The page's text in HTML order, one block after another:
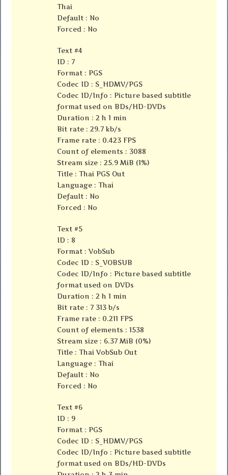
Thai
Default : No
Forced : No
Text #4
ID : 7
Format : PGS
Codec ID : S_HDMV/PGS
Codec ID/Info : Picture based subtitle
format used on BDs/HD-DVDs
Duration : 2 h 1 min
Bit rate : 29.7 kb/s
Frame rate : 0.423 FPS
Count of elements : 3088
Stream size : 25.9 MiB (1%)
Title : Thai PGS Out
Language : Thai
Default : No
Forced : No
Text #5
ID : 8
Format : VobSub
Codec ID : S_VOBSUB
Codec ID/Info : Picture based subtitle
format used on DVDs
Duration : 2 h 1 min
Bit rate : 7 313 b/s
Frame rate : 0.211 FPS
Count of elements : 1538
Stream size : 6.37 MiB (0%)
Title : Thai VobSub Out
Language : Thai
Default : No
Forced : No
Text #6
ID : 9
Format : PGS
Codec ID : S_HDMV/PGS
Codec ID/Info : Picture based subtitle
format used on BDs/HD-DVDs